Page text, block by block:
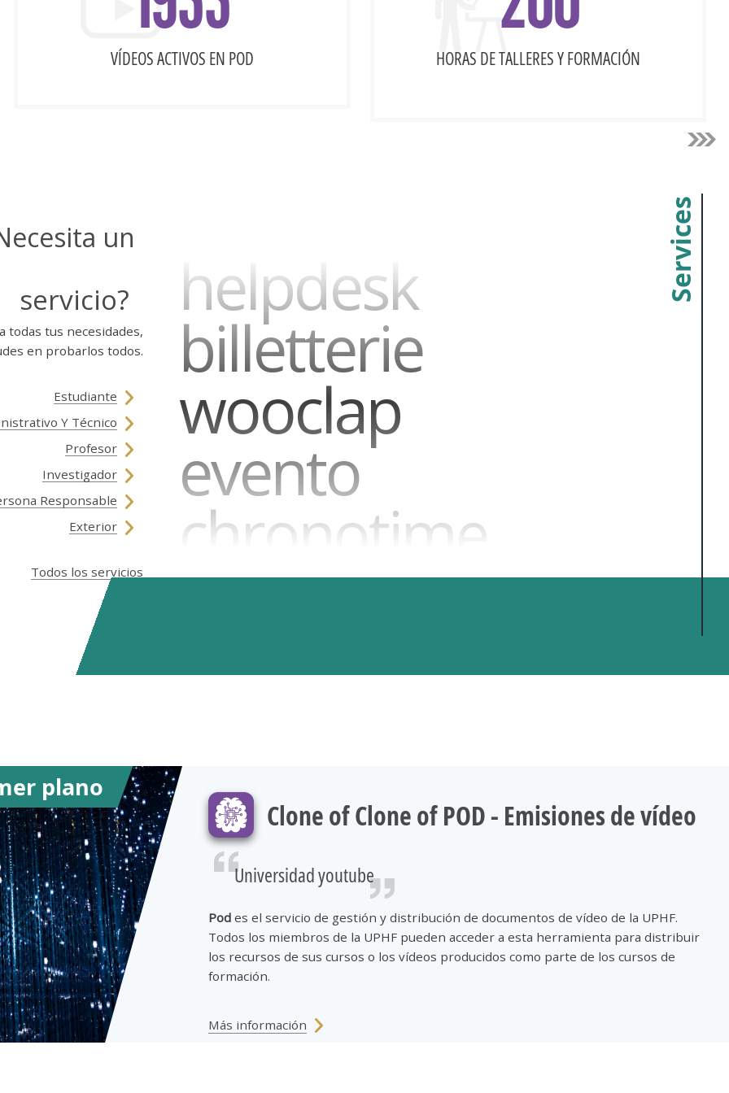
VÍDEOS ACTIVOS EN POD HORAS DE TALLERES Y FORMACIÓN
Services
un
servicio?
todas tus necesidades,
en probarlos todos.
Estudiante
Y Técnico
Profesor
Investigador
Responsable
Exterior
Todos los servicios
helpdesk
billetterie
wooclap
evento
chronotime
updf
rocket.chat
demat'om
edt
helpdesk
billetterie
wooclap
plano
Clone of Clone of POD - Emisiones de vídeo
Universidad youtube
Pod es el servicio de gestión y distribución de documentos de vídeo de la UPHF.
Todos los miembros de la UPHF pueden acceder a esta herramienta para distribuir
los recursos de sus cursos o los vídeos producidos como parte de los cursos de
formación.
Más información